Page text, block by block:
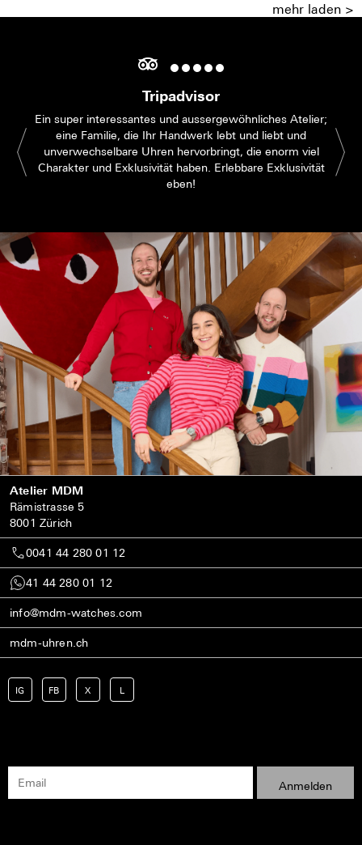
mehr laden >
Tripadvisor
Ein super interessantes und aussergewöhnliches Atelier;
eine Familie, die Ihr Handwerk lebt und liebt und
unverwechselbare Uhren hervorbringt, die enorm viel
Charakter und Exklusivität haben. Erlebbare Exklusivität
eben!
Atelier MDM
Rämistrasse 5
8001 Zürich
0041 44 280 01 12
41 44 280 01 12
info@mdm-watches.com
mdm-uhren.ch
IG FB X L